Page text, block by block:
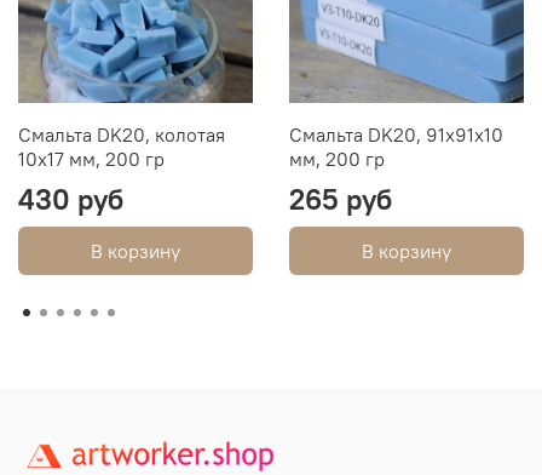
Смальта DK20, колотая
10х17 мм, 200 гр
430 руб
В корзину
Смальта DK20, 91х91х10
мм, 200 гр
265 руб
В корзину